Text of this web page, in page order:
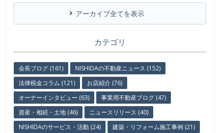
アーカイブ全てを表示
カテゴリ
会長ブログ (161)
NISHIDAの不動産ニュース (152)
法律税金コラム (121)
お店紹介 (76)
オーナーインタビュー (63)
事業用不動産ブログ (47)
資産・相続・土地 (46)
ニュースリリース (40)
NISHIDAのサービス・活動 (24)
建築・リフォーム施工事例 (21)